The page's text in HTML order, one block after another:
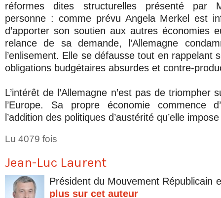
réformes dites structurelles présenté par
personne : comme prévu Angela Merkel est
d’apporter son soutien aux autres économies
relance de sa demande, l’Allemagne
l’enlisement. Elle se défausse tout en rappelant
obligations budgétaires absurdes et contre-
L’intérêt de l’Allemagne n’est pas de triompher
l’Europe. Sa propre économie commence
l’addition des politiques d’austérité qu’elle
Lu 4079 fois
Jean-Luc Laurent
Président du Mouvement Républicain
plus sur cet auteur